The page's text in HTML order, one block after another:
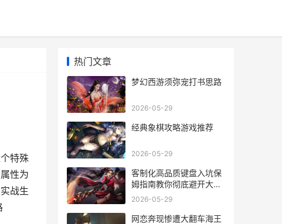
特殊
性为
战生
热门文章
梦幻西游须弥宠打书思路
2026-05-29
经典象棋攻略游戏推荐
2026-05-29
客制化高品质键盘入坑保
姆指南教你彻底避开大冤
种
2026-05-29
网恋奔现惨遭大翻车海王